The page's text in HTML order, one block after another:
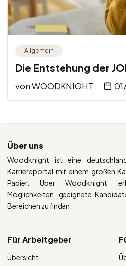
Allgemein
Die Entstehung der
vonWOODKNIGHT
Über uns
Woodknight ist eine
Karriereportal mit einem großen
Papier. Über Woodknight
Möglichkeiten, geeignete
Bereichen zu finden.
Für Arbeitgeber
Übersicht